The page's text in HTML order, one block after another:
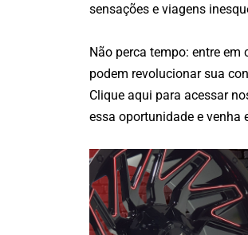
sensações e viagens
Não perca tempo: entre em
podem revolucionar sua
Clique aqui para acessar
essa oportunidade e venha